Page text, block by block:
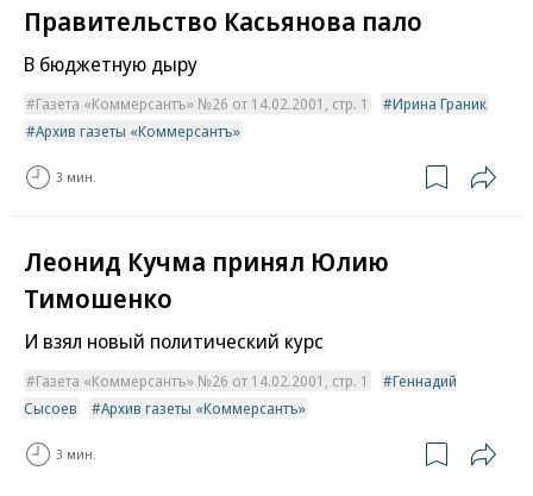
Правительство Касьянова пало
В бюджетную дыру
Газета «Коммерсантъ» №26 от 14.02.2001, стр. 1
Ирина Граник
Архив газеты «Коммерсантъ»
3 мин.
Леонид Кучма принял Юлию
Тимошенко
И взял новый политический курс
Газета «Коммерсантъ» №26 от 14.02.2001, стр. 1
Геннадий
Сысоев
Архив газеты «Коммерсантъ»
3 мин.